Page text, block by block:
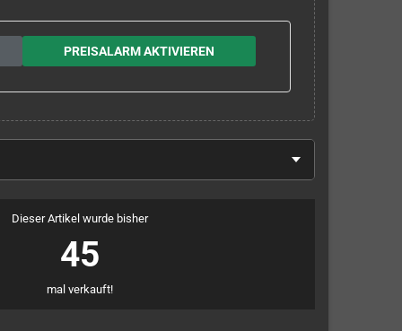
PREISALARM AKTIVIEREN
Dieser Artikel wurde bisher
45
mal verkauft!